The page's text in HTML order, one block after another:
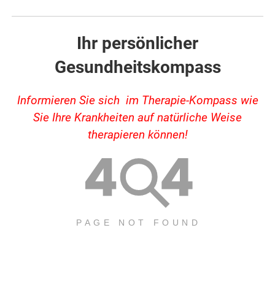
Ihr persönlicher
Gesundheitskompass
Informieren Sie sich im Therapie-Kompass wie
Sie Ihre Krankheiten auf natürliche Weise
therapieren können!